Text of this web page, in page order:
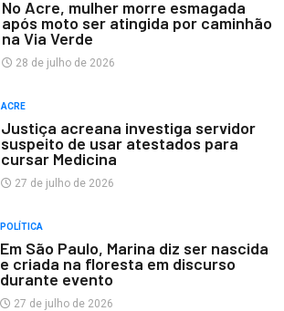
No Acre, mulher morre esmagada
após moto ser atingida por caminhão
na Via Verde
28 de julho de 2026
ACRE
Justiça acreana investiga servidor
suspeito de usar atestados para
cursar Medicina
27 de julho de 2026
POLÍTICA
Em São Paulo, Marina diz ser nascida
e criada na floresta em discurso
durante evento
27 de julho de 2026